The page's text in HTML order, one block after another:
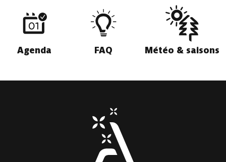
Agenda FAQ Météo & saisons